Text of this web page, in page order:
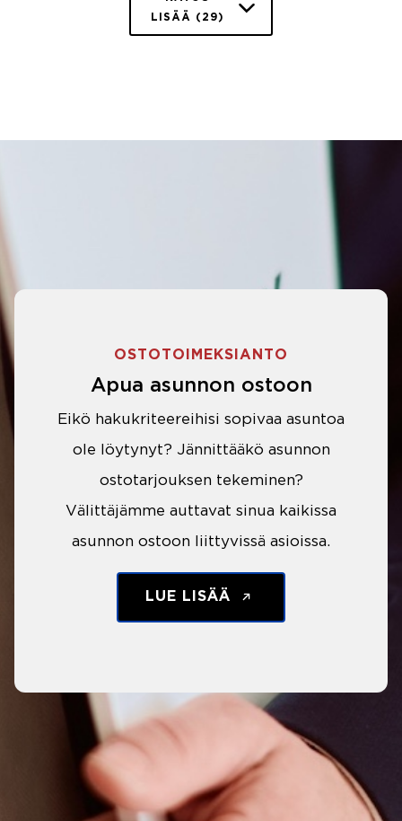
LISÄÄ (29)
OSTOTOIMEKSIANTO
Apua asunnon ostoon
Eikö hakukriteereihisi sopivaa asuntoa
ole löytynyt? Jännittääkö asunnon
ostotarjouksen tekeminen?
Välittäjämme auttavat sinua kaikissa
asunnon ostoon liittyvissä asioissa.
LUE LISÄÄ